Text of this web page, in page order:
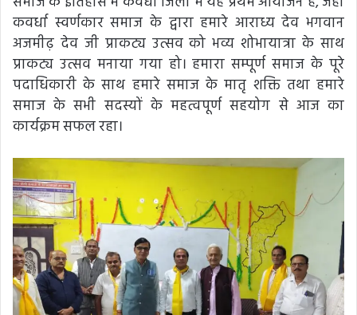
कवर्धा स्वर्णकार समाज के द्वारा हमारे आराध्य देव भगवान
अजमीढ़ देव जी प्राकट्य उत्सव को भव्य शोभायात्रा के साथ
प्राकट्य उत्सव मनाया गया हो। हमारा सम्पूर्ण समाज के पूरे
पदाधिकारी के साथ हमारे समाज के मातृ शक्ति तथा हमारे
समाज के सभी सदस्यों के महत्वपूर्ण सहयोग से आज का
कार्यक्रम सफल रहा।